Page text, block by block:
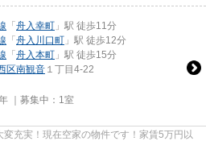
「 舟入幸町 」駅 徒歩11分
「 舟入川口町 」駅 徒歩12分
「 舟入本町 」駅 徒歩15分
区南観音 １丁目4-22
｜募集中： 1室
充実！現在空家の物件です！家賃5万円以